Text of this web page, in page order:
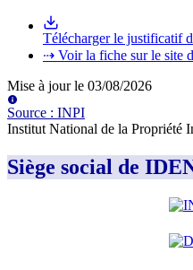
Télécharger le justificatif
⇢ Voir la fiche sur le site
Mise à jour le 03/08/2026
Source : INPI
Institut National de la Propriété
Siège social de